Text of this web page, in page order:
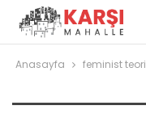
Anasayfa feminist teori